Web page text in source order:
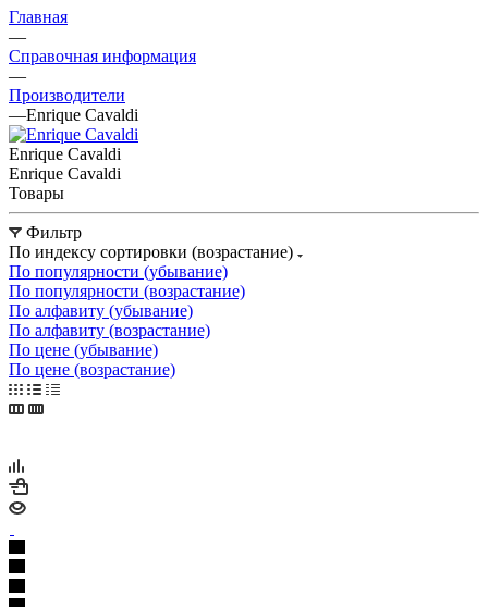
Главная
—
Справочная информация
—
Производители
—Enrique Cavaldi
Enrique Cavaldi
Enrique Cavaldi
Товары
Фильтр
По индексу сортировки (возрастание)
По популярности (убывание)
По популярности (возрастание)
По алфавиту (убывание)
По алфавиту (возрастание)
По цене (убывание)
По цене (возрастание)